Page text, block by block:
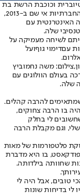
וכוכבת הרשת בת
ה-30. היא התחילה את דרכה בעולם הרשתות החברתיות אי שם ב-2013,
האינטרנטית עם
שלה.
לשיחה מעמיקה על
עםדימוי גוףועל
משה נחמוביץ
בעולם הוולוגים עם
שלה.
שמתאימים להרבה קהלים.
בו הרבה צחוקים,
לי בחלק
שלי, וגם מקבלת הרבה
פלטפורמות של מאות
בו היא מדברת
שחוותה בילדותה.
טובים, אבל היה לי
בדיחות שונות